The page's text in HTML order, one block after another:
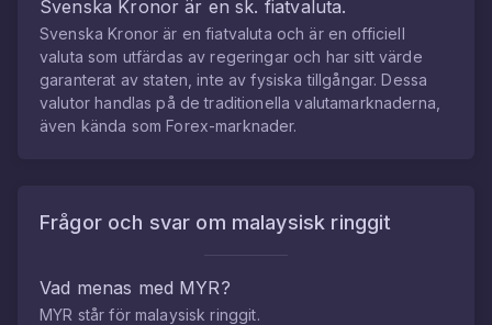
Svenska Kronor är en sk. fiatvaluta.
Svenska Kronor är en fiatvaluta och är en officiell
valuta som utfärdas av regeringar och har sitt värde
garanterat av staten, inte av fysiska tillgångar. Dessa
valutor handlas på de traditionella valutamarknaderna,
även kända som Forex-marknader.
Frågor och svar om malaysisk ringgit
Vad menas med MYR?
MYR står för malaysisk ringgit.